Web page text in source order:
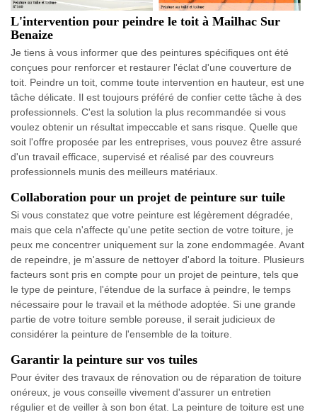
L'intervention pour peindre le toit à Mailhac Sur
Benaize
Je tiens à vous informer que des peintures spécifiques ont été
conçues pour renforcer et restaurer l'éclat d'une couverture de
toit. Peindre un toit, comme toute intervention en hauteur, est une
tâche délicate. Il est toujours préféré de confier cette tâche à des
professionnels. C'est la solution la plus recommandée si vous
voulez obtenir un résultat impeccable et sans risque. Quelle que
soit l'offre proposée par les entreprises, vous pouvez être assuré
d'un travail efficace, supervisé et réalisé par des couvreurs
professionnels munis des meilleurs matériaux.
Collaboration pour un projet de peinture sur tuile
Si vous constatez que votre peinture est légèrement dégradée,
mais que cela n'affecte qu'une petite section de votre toiture, je
peux me concentrer uniquement sur la zone endommagée. Avant
de repeindre, je m'assure de nettoyer d'abord la toiture. Plusieurs
facteurs sont pris en compte pour un projet de peinture, tels que
le type de peinture, l'étendue de la surface à peindre, le temps
nécessaire pour le travail et la méthode adoptée. Si une grande
partie de votre toiture semble poreuse, il serait judicieux de
considérer la peinture de l'ensemble de la toiture.
Garantir la peinture sur vos tuiles
Pour éviter des travaux de rénovation ou de réparation de toiture
onéreux, je vous conseille vivement d'assurer un entretien
régulier et de veiller à son bon état. La peinture de toiture est une